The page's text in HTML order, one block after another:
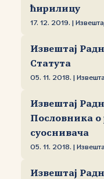
ћирилицу
17. 12. 2019. |
Извештај
Статута
05. 11. 2018. |
Извештај
Пословника о
суоснивача
05. 11. 2018. |
Извештај